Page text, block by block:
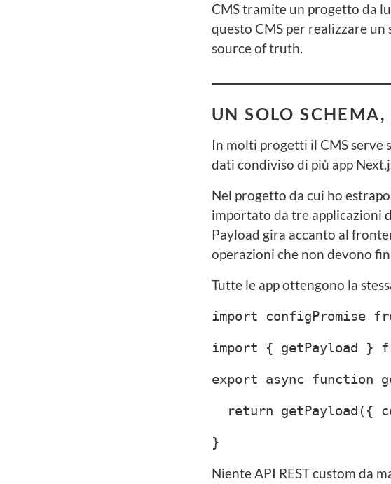
CMS tramite un progetto da
questo CMS per realizzare un
source of truth.
UN SOLO
In molti progetti il CMS serve
dati condiviso di più app
Nel progetto da cui ho
importato da tre applicazioni
Payload gira accanto al
operazioni che non devono
Tutte le app ottengono la
import configPromise
import { getPayload }
export async function
return getPayload({
}
Niente API REST custom da